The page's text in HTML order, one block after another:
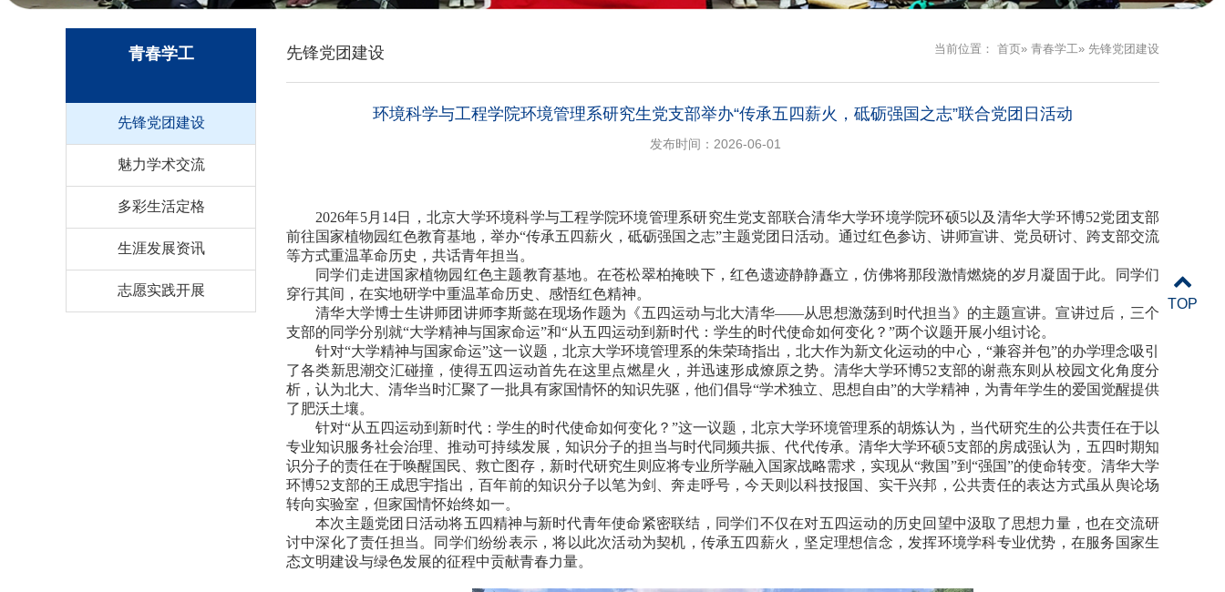
青春学工
先锋党团建设
魅力学术交流
多彩生活定格
生涯发展资讯
志愿实践开展
当前位置： 首页» 青春学工» 先锋党团建设
先锋党团建设
环境科学与工程学院环境管理系研究生党支部举办“传承五四薪火，砥砺强国之志”联合党团日活动
发布时间：2026-06-01
2026年5月14日，北京大学环境科学与工程学院环境管理系研究生党支部联合清华大学环境学院环硕5以及清华大学环博52党团支部
前往国家植物园红色教育基地，举办“传承五四薪火，砥砺强国之志”主题党团日活动。通过红色参访、讲师宣讲、党员研讨、跨支部交流
等方式重温革命历史，共话青年担当。
同学们走进国家植物园红色主题教育基地。在苍松翠柏掩映下，红色遗迹静静矗立，仿佛将那段激情燃烧的岁月凝固于此。同学们
穿行其间，在实地研学中重温革命历史、感悟红色精神。
清华大学博士生讲师团讲师李斯懿在现场作题为《五四运动与北大清华——从思想激荡到时代担当》的主题宣讲。宣讲过后，三个
支部的同学分别就“大学精神与国家命运”和“从五四运动到新时代：学生的时代使命如何变化？”两个议题开展小组讨论。
针对“大学精神与国家命运”这一议题，北京大学环境管理系的朱荣琦指出，北大作为新文化运动的中心，“兼容并包”的办学理念吸引
了各类新思潮交汇碰撞，使得五四运动首先在这里点燃星火，并迅速形成燎原之势。清华大学环博52支部的谢燕东则从校园文化角度分
析，认为北大、清华当时汇聚了一批具有家国情怀的知识先驱，他们倡导“学术独立、思想自由”的大学精神，为青年学生的爱国觉醒提供
了肥沃土壤。
针对“从五四运动到新时代：学生的时代使命如何变化？”这一议题，北京大学环境管理系的胡炼认为，当代研究生的公共责任在于以
专业知识服务社会治理、推动可持续发展，知识分子的担当与时代同频共振、代代传承。清华大学环硕5支部的房成强认为，五四时期知
识分子的责任在于唤醒国民、救亡图存，新时代研究生则应将专业所学融入国家战略需求，实现从“救国”到“强国”的使命转变。清华大学
环博52支部的王成思宇指出，百年前的知识分子以笔为剑、奔走呼号，今天则以科技报国、实干兴邦，公共责任的表达方式虽从舆论场
转向实验室，但家国情怀始终如一。
本次主题党团日活动将五四精神与新时代青年使命紧密联结，同学们不仅在对五四运动的历史回望中汲取了思想力量，也在交流研
讨中深化了责任担当。同学们纷纷表示，将以此次活动为契机，传承五四薪火，坚定理想信念，发挥环境学科专业优势，在服务国家生
态文明建设与绿色发展的征程中贡献青春力量。
TOP